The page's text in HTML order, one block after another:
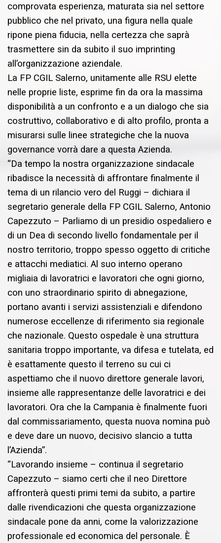
comprovata esperienza, maturata sia nel settore
pubblico che nel privato, una figura nella quale
ripone piena fiducia, nella certezza che saprà
trasmettere sin da subito il suo imprinting
all’organizzazione aziendale.
La FP CGIL Salerno, unitamente alle RSU elette
nelle proprie liste, esprime fin da ora la massima
disponibilità a un confronto e a un dialogo che sia
costruttivo, collaborativo e di alto profilo, pronta a
misurarsi sulle linee strategiche che la nuova
governance vorrà dare a questa Azienda.
“Da tempo la nostra organizzazione sindacale
ribadisce la necessità di affrontare finalmente il
tema di un rilancio vero del Ruggi – dichiara il
segretario generale della FP CGIL Salerno, Antonio
Capezzuto – Parliamo di un presidio ospedaliero e
di un Dea di secondo livello fondamentale per il
nostro territorio, troppo spesso oggetto di critiche
e attacchi mediatici. Al suo interno operano
migliaia di lavoratrici e lavoratori che ogni giorno,
con uno straordinario spirito di abnegazione,
portano avanti i servizi assistenziali e difendono
numerose eccellenze di riferimento sia regionale
che nazionale. Questo ospedale è una struttura
sanitaria troppo importante, va difesa e tutelata, ed
è esattamente questo il terreno su cui ci
aspettiamo che il nuovo direttore generale lavori,
insieme alle rappresentanze delle lavoratrici e dei
lavoratori. Ora che la Campania è finalmente fuori
dal commissariamento, questa nuova nomina può
e deve dare un nuovo, decisivo slancio a tutta
l’Azienda”.
“Lavorando insieme – continua il segretario
Capezzuto – siamo certi che il neo Direttore
affronterà questi primi temi da subito, a partire
dalle rivendicazioni che questa organizzazione
sindacale pone da anni, come la valorizzazione
professionale ed economica del personale. È